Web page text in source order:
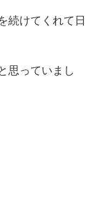
続けてくれて日
思っていまし